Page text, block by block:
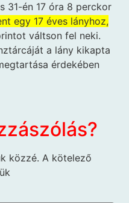
31-én 17 óra 8 perckor
egy 17 éves lányhoz,
váltson fel neki.
a lány kikapta
érdekében
közzé. A kötelező